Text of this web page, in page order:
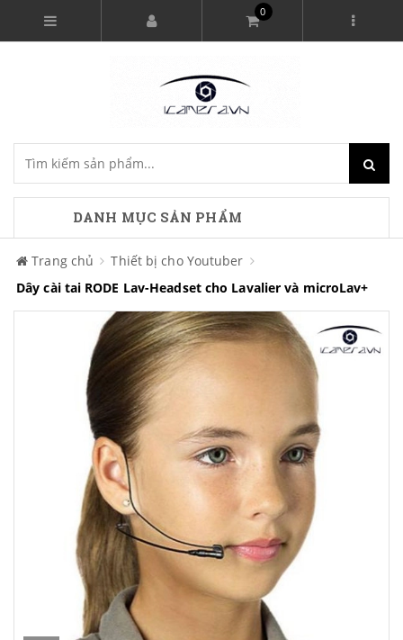
0
DANH MỤC SẢN PHẨM
Trang chủ
Thiết bị cho Youtuber
Dây cài tai RODE Lav-Headset cho Lavalier và microLav+